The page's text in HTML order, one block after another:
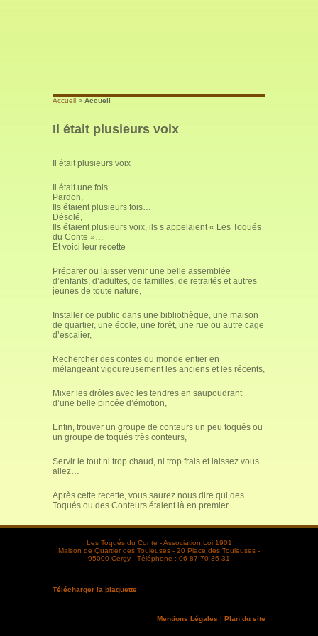
Accueil > Accueil
Il était plusieurs voix
Il était plusieurs voix
Il était une fois…
Pardon,
Ils étaient plusieurs fois…
Désolé,
Ils étaient plusieurs voix, ils s’appelaient « Les Toqués
du Conte »…
Et voici leur recette
Préparer ou laisser venir une belle assemblée
d’enfants, d’adultes, de familles, de retraités et autres
jeunes de toute nature,
Installer ce public dans une bibliothèque, une maison
de quartier, une école, une forêt, une rue ou autre cage
d’escalier,
Rechercher des contes du monde entier en
mélangeant vigoureusement les anciens et les récents,
Mixer les drôles avec les tendres en saupoudrant
d’une belle pincée d’émotion,
Enfin, trouver un groupe de conteurs un peu toqués ou
un groupe de toqués très conteurs,
Servir le tout ni trop chaud, ni trop frais et laissez vous
allez…
Après cette recette, vous saurez nous dire qui des
Toqués ou des Conteurs étaient là en premier.
Les Toqués du Conte - Association Loi 1901
Maison de Quartier des Touleuses - 20 Place des Touleuses -
95000 Cergy - Téléphone : 06 87 70 36 31
Télécharger la plaquette
Mentions Légales | Plan du site